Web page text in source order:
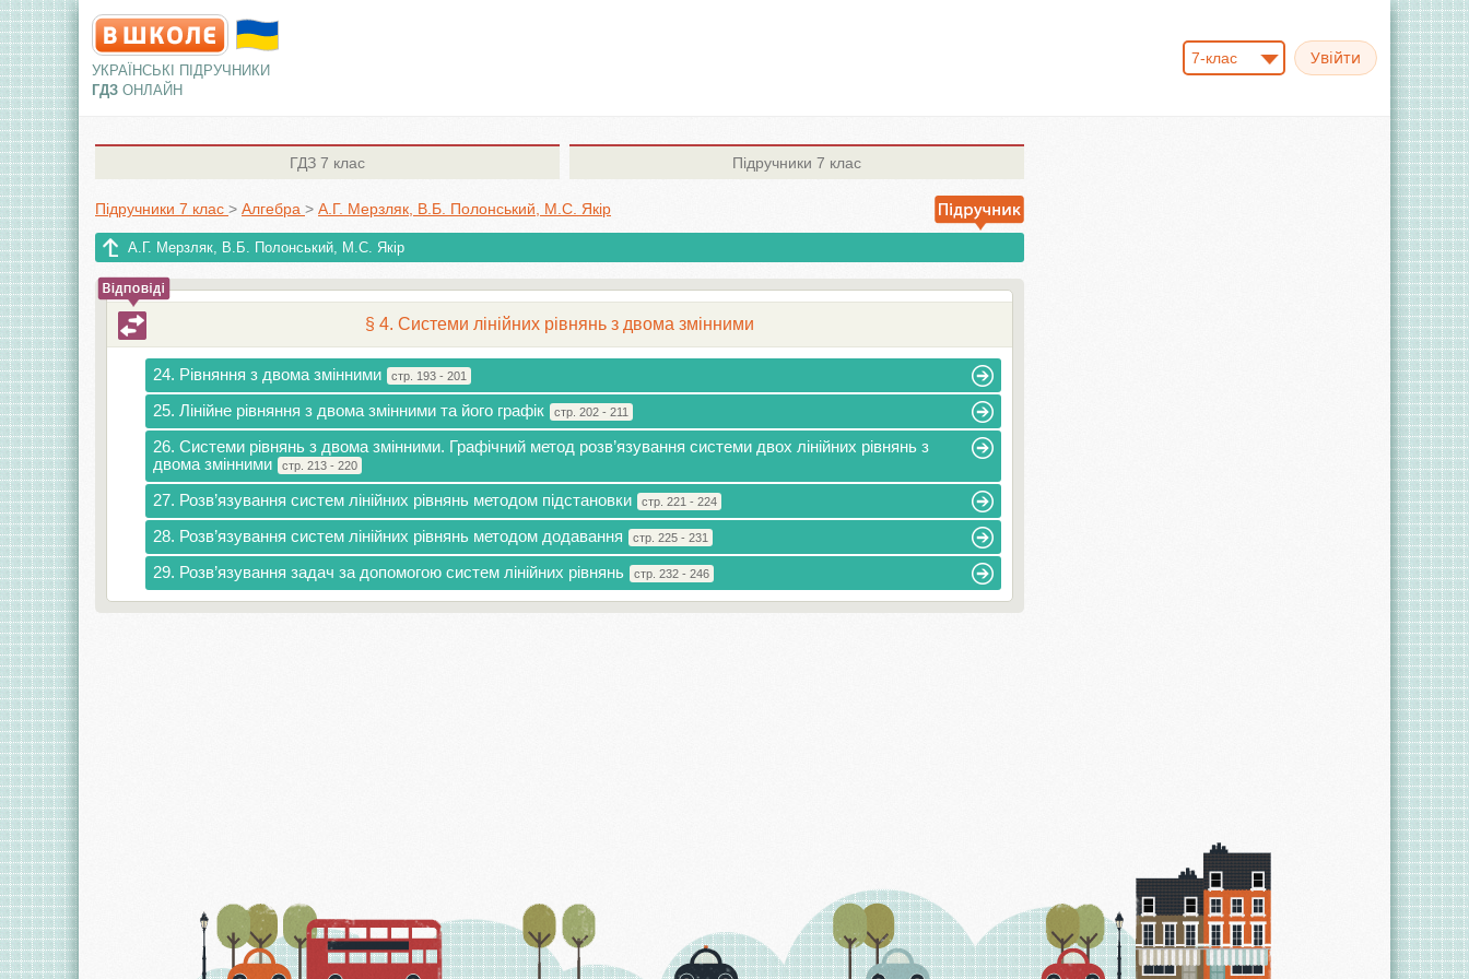
УКРАЇНСЬКІ ПІДРУЧНИКИ
ГДЗ ОНЛАЙН
7-клас
ГДЗ 7 клас Підручники 7 клас
Підручники 7 клас > Алгебра > А.Г. Мерзляк, В.Б. Полонський, М.С. Якір
А.Г. Мерзляк, В.Б. Полонський, М.С. Якір
§ 4. Системи лінійних рівнянь з двома змінними
24. Рівняння з двома змінними стр. 193 - 201
25. Лінійне рівняння з двома змінними та його графік стр. 202 - 211
26. Системи рівнянь з двома змінними. Графічний метод розв’язування системи двох лінійних рівнянь з
двома змінними
стр. 213 - 220
27. Розв’язування систем лінійних рівнянь методом підстановки стр. 221 - 224
28. Розв’язування систем лінійних рівнянь методом додавання стр. 225 - 231
29. Розв’язування задач за допомогою систем лінійних рівнянь стр. 232 - 246